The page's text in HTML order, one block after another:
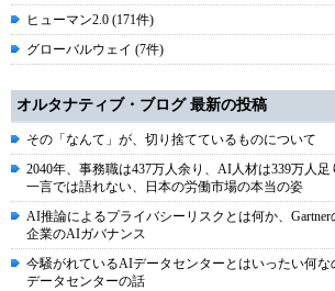
ヒューマン2.0 (171件)
グローバルウェイ (7件)
オルタナティブ・ブログ 最新の投稿
その「なんて」が、切り捨てているものについて
2040年、事務職は437万人余り、AI人材は339万人
一言では語れない、日本の労働市場の本当の姿
AI推論によるプライバシーリスクとは何か、Gartner
企業のAIガバナンス
今騒がれているAIデータセンターとはいったい何
データセンターの話